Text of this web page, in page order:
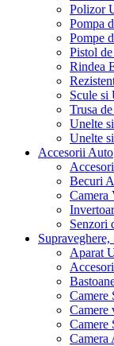
Polizor
Pompa
Pompe
Pistol
Rindea
Scule si
Trusa
Unelte
Unelte
Accesorii Auto
Becuri
Camera
Senzori
Supraveghere,
Aparat
Camere
Camere
Camere
Camera